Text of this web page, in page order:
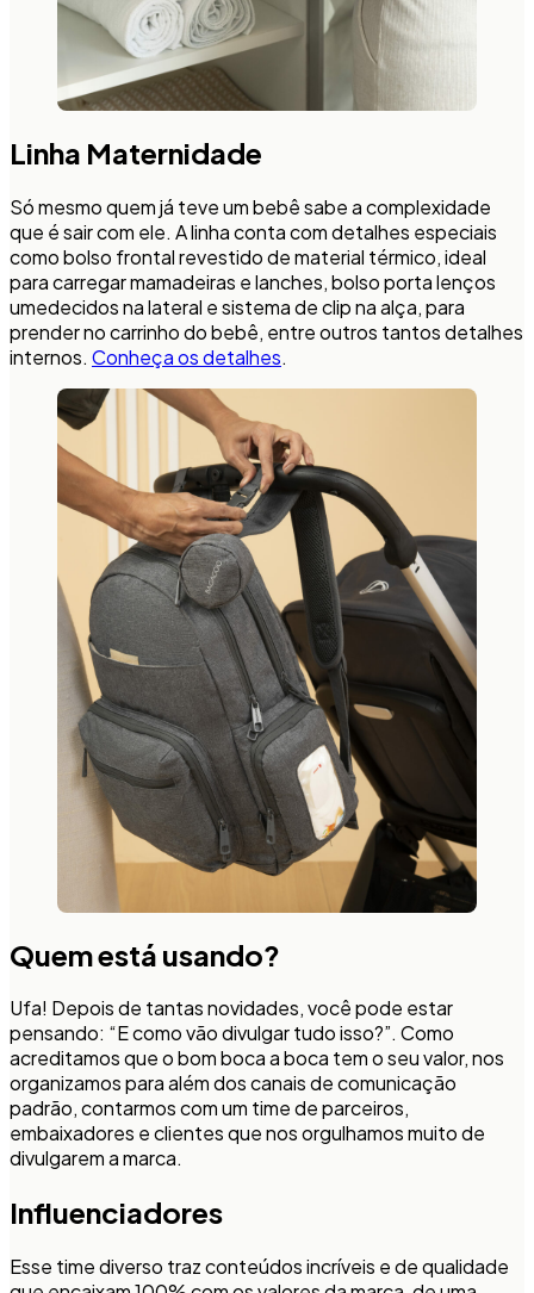
Linha Maternidade
Só mesmo quem já teve um bebê sabe a complexidade
que é sair com ele. A linha conta com detalhes especiais
como bolso frontal revestido de material térmico, ideal
para carregar mamadeiras e lanches, bolso porta lenços
umedecidos na lateral e sistema de clip na alça, para
prender no carrinho do bebê, entre outros tantos detalhes
internos. Conheça os detalhes.
Quem está usando?
Ufa! Depois de tantas novidades, você pode estar
pensando: “E como vão divulgar tudo isso?”. Como
acreditamos que o bom boca a boca tem o seu valor, nos
organizamos para além dos canais de comunicação
padrão, contarmos com um time de parceiros,
embaixadores e clientes que nos orgulhamos muito de
divulgarem a marca.
Influenciadores
Esse time diverso traz conteúdos incríveis e de qualidade